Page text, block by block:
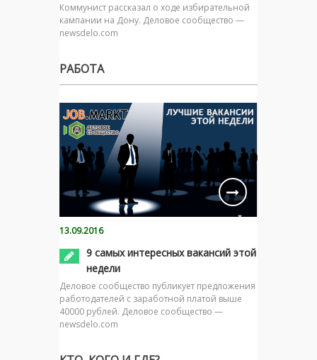
Коммунист рассказал о ходе избирательной
кампании на Дону. Деловое сообщество —
newsdelo.com
РАБОТА
13.09.2016
9 самых интересных вакансий этой
недели
Деловое сообщество публикует предложения
работодателей с заработной платой выше
40000 рублей. Деловое сообщество —
newsdelo.com